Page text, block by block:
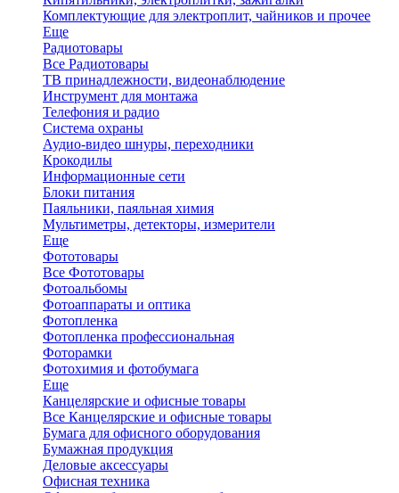
Комплектующие для электроплит, чайников и прочее
Еще
Радиотовары
Все Радиотовары
ТВ принадлежности, видеонаблюдение
Инструмент для монтажа
Телефония и радио
Система охраны
Аудио-видео шнуры, переходники
Крокодилы
Информационные сети
Блоки питания
Паяльники, паяльная химия
Мультиметры, детекторы, измерители
Еще
Фототовары
Все Фототовары
Фотоальбомы
Фотоаппараты и оптика
Фотопленка
Фотопленка профессиональная
Фоторамки
Фотохимия и фотобумага
Еще
Канцелярские и офисные товары
Все Канцелярские и офисные товары
Бумага для офисного оборудования
Бумажная продукция
Деловые аксессуары
Офисная техника